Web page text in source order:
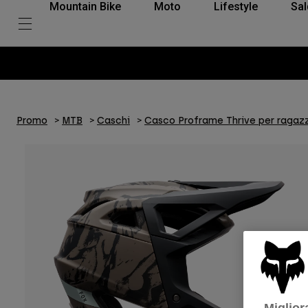
Mountain Bike Moto Lifestyle
Promo MTB Caschi Casco Proframe Thrive per